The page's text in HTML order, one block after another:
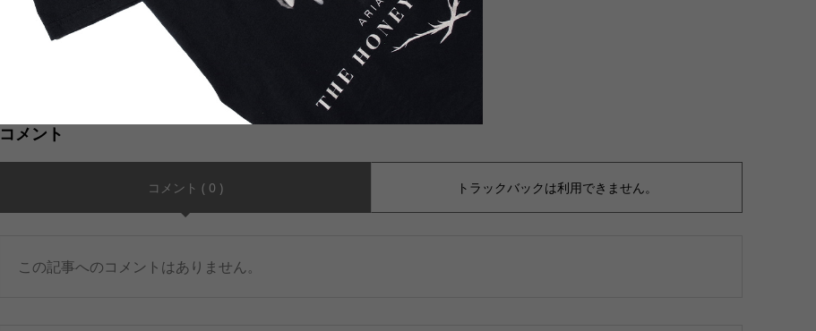
【MOUNTAIN EQUIPMENT(マウン
テンイクイップメント)】TECH PAN
LIME ON DISH的オススメコーディ
ネイトを更新いたしました。
コメント
コメント ( 0 ) トラックバックは利用できません。
この記事へのコメントはありません。